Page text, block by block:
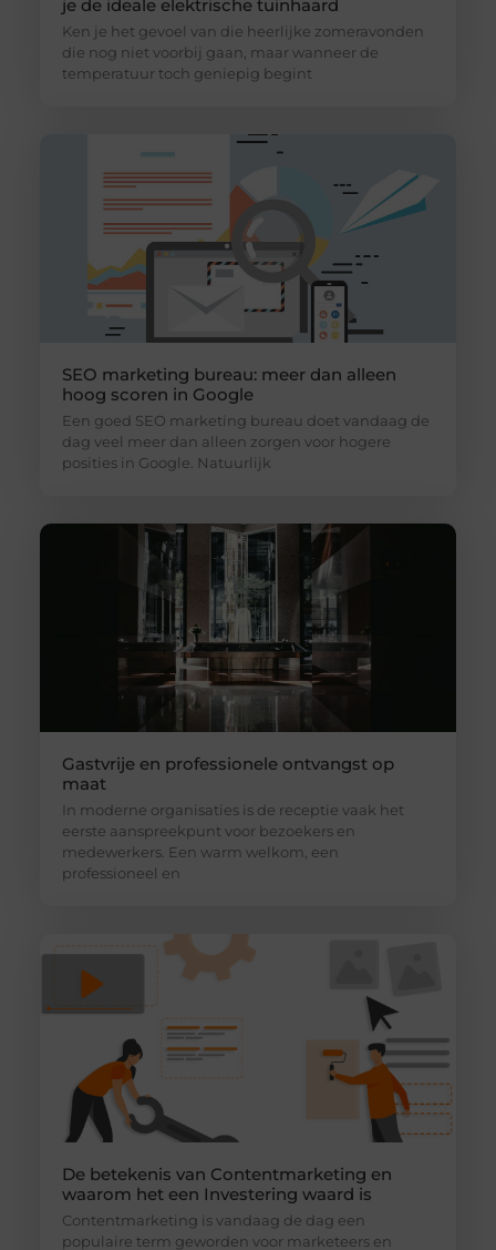
je de ideale elektrische tuinhaard
Ken je het gevoel van die heerlijke zomeravonden
die nog niet voorbij gaan, maar wanneer de
temperatuur toch geniepig begint
SEO marketing bureau: meer dan alleen
hoog scoren in Google
Een goed SEO marketing bureau doet vandaag de
dag veel meer dan alleen zorgen voor hogere
posities in Google. Natuurlijk
Gastvrije en professionele ontvangst op
maat
In moderne organisaties is de receptie vaak het
eerste aanspreekpunt voor bezoekers en
medewerkers. Een warm welkom, een
professioneel en
De betekenis van Contentmarketing en
waarom het een Investering waard is
Contentmarketing is vandaag de dag een
populaire term geworden voor marketeers en